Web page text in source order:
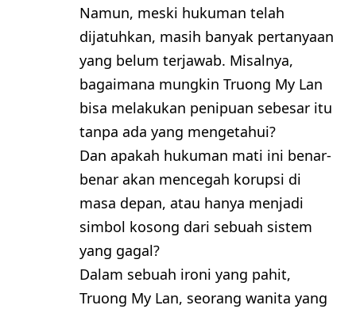
Namun, meski hukuman telah
dijatuhkan, masih banyak pertanyaan
yang belum terjawab. Misalnya,
bagaimana mungkin Truong My Lan
bisa melakukan penipuan sebesar itu
tanpa ada yang mengetahui?
Dan apakah hukuman mati ini benar-
benar akan mencegah korupsi di
masa depan, atau hanya menjadi
simbol kosong dari sebuah sistem
yang gagal?
Dalam sebuah ironi yang pahit,
Truong My Lan, seorang wanita yang